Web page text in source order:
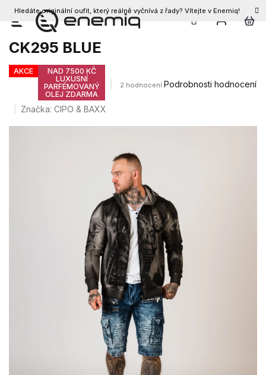
Přejít
obsah
Hledáte originální oufit, který reálně vyčnívá z řady? Vítejte v Enemiq!
CZK
Pánské kraťasy CIPO & BAXX
CK295 BLUE
AKCE
NAD 7500 KČ
LUXUSNÍ
PARFÉMOVANÝ
OLEJ ZDARMA
Průměrné
4,5
5
hvězdiček.
2 hodnocení Podrobnosti hodnocení
Značka:CIPO & BAXX